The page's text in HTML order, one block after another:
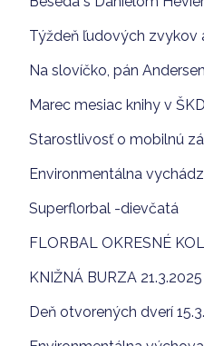
Týždeň ľudových zvykov
Na slovíčko, pán
Marec mesiac knihy v ŠKD
Starostlivosť o mobilnú
Environmentálna
Superflorbal -dievčatá
FLORBAL OKRESNÉ
KNIŽNÁ BURZA 21.3.2025
Deň otvorených dverí